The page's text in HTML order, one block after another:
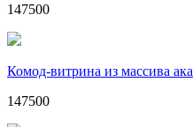
147500
Комод-витрина из массива
147500